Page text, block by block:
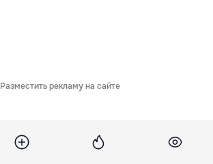
Разместить рекламу на сайте
Обсуждения1